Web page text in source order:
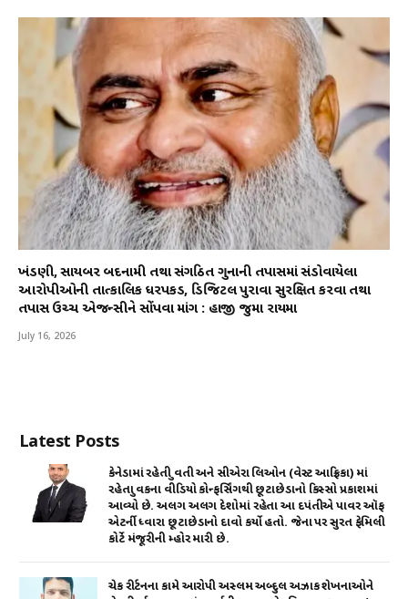
ખંડણી, સાયબર બદનામી તથા સંગઠિત ગુનાની તપાસમાં સંડોવાયેલા
આરોપીઓની તાત્કાલિક ધરપકડ, ડિજિટલ પુરાવા સુરક્ષિત કરવા તથા
તપાસ ઉચ્ચ એજન્સીને સોંપવા માંગ : હાજી જુમા રાયમા
July 16, 2026
Latest Posts
કેનેડામાં રહેતી યુવતી અને સીએરા લિઓન (વેસ્ટ આફ્રિકા) માં
રહેતા યુવકના વીડિયો કોન્ફર્સિંગથી છૂટાછેડાનો કિસ્સો પ્રકાશમાં
આવ્યો છે. અલગ અલગ દેશોમાં રહેતા આ દપંતીએ પાવર ઑફ
એટર્ની ધ્વારા છૂટાછેડાનો દાવો કર્યો હતો. જેના પર સુરત ફેમિલી
કોર્ટે મંજૂરીની મ્હોર મારી છે.
ચેક રીર્ટનના કામે આરોપી અસ્લમ અબ્દુલ અઝાક શેખનાઓને